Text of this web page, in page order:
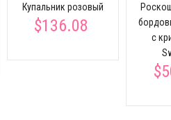
Купальник розовый
$136.08
с